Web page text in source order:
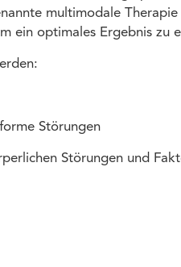
multimodale
ein optimales Ergebnis zu
Störungen
Störungen und